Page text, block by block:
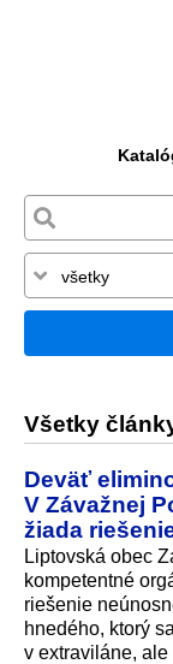
Všetky
Deväť
V Závažnej
žiada
Liptovská obec
kompetentné
riešenie
hnedého, ktorý
v extraviláne,